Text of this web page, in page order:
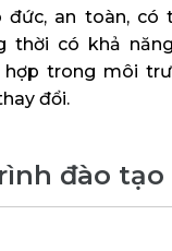
đức, an toàn, có
thời có khả
hợp trong môi
đổi.
đào tạo